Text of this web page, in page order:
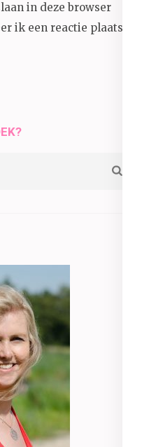
in deze browser
ik een reactie plaats.